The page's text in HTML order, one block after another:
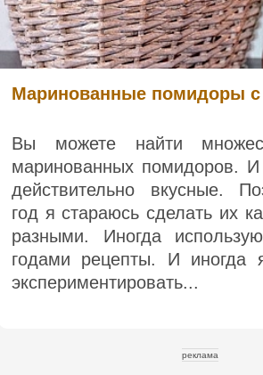
Маринованные помидоры с
Вы можете найти
маринованных помидоров.
действительно вкусные.
год я стараюсь сделать их
разными. Иногда
годами рецепты. И иногда
экспериментировать...
реклама